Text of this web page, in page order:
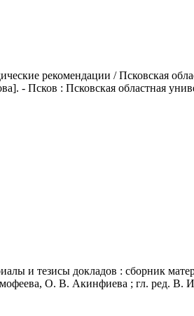
рекомендации / Псковская
- Псков : Псковская областная
и тезисы докладов : сборник
О. В. Акинфиева ; гл. ред. В.